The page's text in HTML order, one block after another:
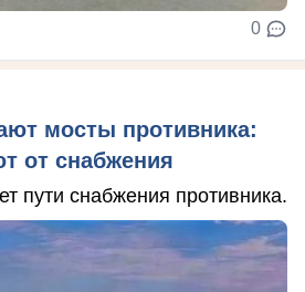
0
мосты противника:
от снабжения
пути снабжения противника.